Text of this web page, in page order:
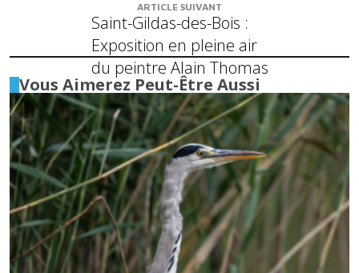
ARTICLE SUIVANT
Saint-Gildas-des-Bois :
Exposition en pleine air
du peintre Alain Thomas
Vous Aimerez Peut-Être Aussi